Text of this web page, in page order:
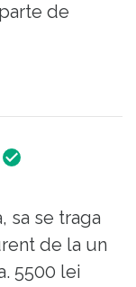
de
sa se traga
de la un
5500 lei